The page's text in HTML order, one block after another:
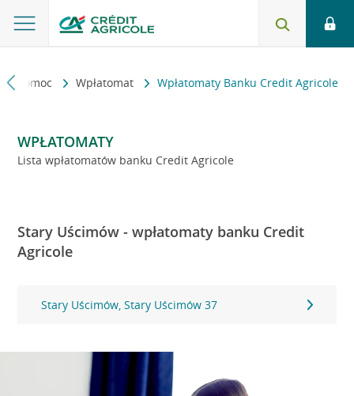
i pomoc Wpłatomat Wpłatomaty Banku Credit Agricole
WPŁATOMATY
Lista wpłatomatów banku Credit Agricole
Stary Uścimów - wpłatomaty banku Credit
Agricole
Stary Uścimów, Stary Uścimów 37